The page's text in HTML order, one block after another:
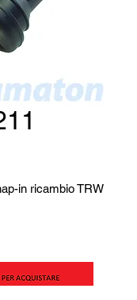
in ricambio TRW